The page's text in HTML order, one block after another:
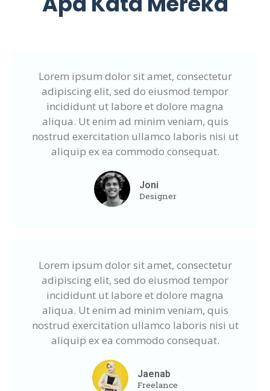
Lorem ipsum dolor sit amet, consectetur
adipiscing elit, sed do eiusmod tempor
incididunt ut labore et dolore magna
aliqua. Ut enim ad minim veniam, quis
nostrud exercitation ullamco laboris nisi ut
aliquip ex ea commodo consequat.
Joni
Designer
Lorem ipsum dolor sit amet, consectetur
adipiscing elit, sed do eiusmod tempor
incididunt ut labore et dolore magna
aliqua. Ut enim ad minim veniam, quis
nostrud exercitation ullamco laboris nisi ut
aliquip ex ea commodo consequat.
Jaenab
Freelance